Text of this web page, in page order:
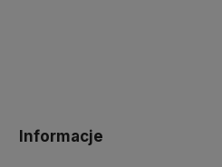
Informacje